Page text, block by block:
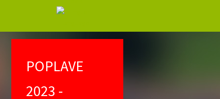
POPLAVE
2023 -